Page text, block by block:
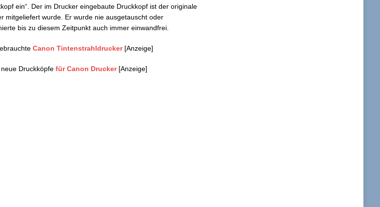
ein“. Der im Drucker eingebaute Druckkopf ist der originale
mitgeliefert wurde. Er wurde nie ausgetauscht oder
bis zu diesem Zeitpunkt auch immer einwandfrei.
Canon Tintenstrahldrucker[Anzeige]
Druckköpfefür Canon Drucker[Anzeige]